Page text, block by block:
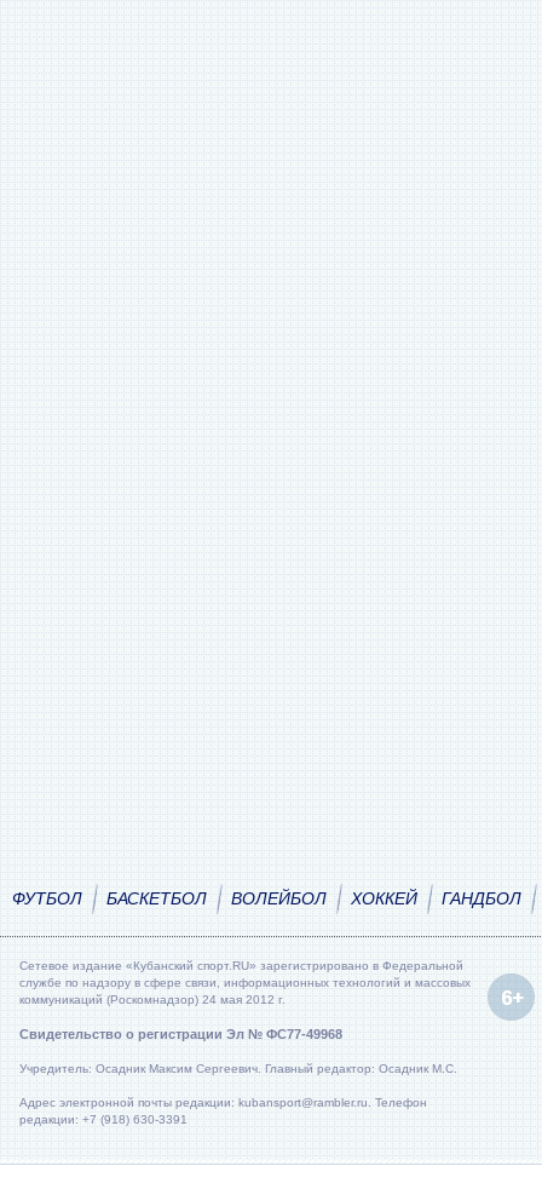
ФУТБОЛ БАСКЕТБОЛ ВОЛЕЙБОЛ ХОККЕЙ ГАНДБОЛ
Сетевое издание «Кубанский спорт.RU» зарегистрировано в Федеральной
службе по надзору в сфере связи, информационных технологий и массовых
коммуникаций (Роскомнадзор) 24 мая 2012 г.
Свидетельство о регистрации Эл № ФС77-49968
Учредитель: Осадник Максим Сергеевич. Главный редактор: Осадник М.С.
Адрес электронной почты редакции: kubansport@rambler.ru. Телефон
редакции: +7 (918) 630-3391